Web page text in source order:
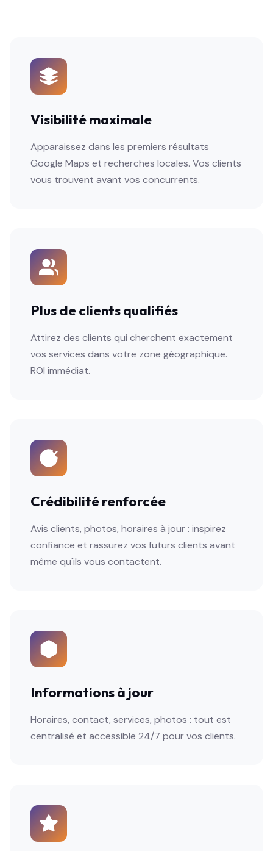
Visibilité maximale
Apparaissez dans les premiers résultats
Google Maps et recherches locales. Vos clients
vous trouvent avant vos concurrents.
Plus de clients qualifiés
Attirez des clients qui cherchent exactement
vos services dans votre zone géographique.
ROI immédiat.
Crédibilité renforcée
Avis clients, photos, horaires à jour : inspirez
confiance et rassurez vos futurs clients avant
même qu'ils vous contactent.
Informations à jour
Horaires, contact, services, photos : tout est
centralisé et accessible 24/7 pour vos clients.